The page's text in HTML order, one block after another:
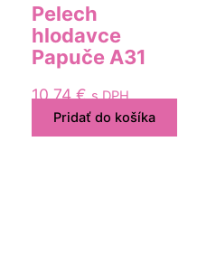
Pelech
hlodavce
Papuče A31
10,74€ s DPH
Pridať do košíka